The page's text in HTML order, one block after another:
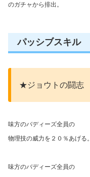
のガチャから排出。
パッシブスキル
★ジョウトの闘志
味方のバディーズ全員の
物理技の威力を２０％あげる。
味方のバディーズ全員の